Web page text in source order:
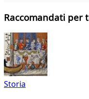
Raccomandati per
Storia